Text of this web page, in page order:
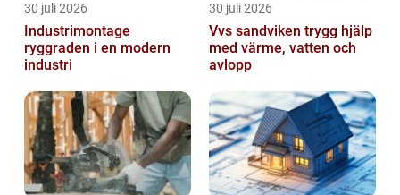
30 juli 2026
Industrimontage
ryggraden i en modern
industri
30 juli 2026
Vvs sandviken trygg hjälp
med värme, vatten och
avlopp